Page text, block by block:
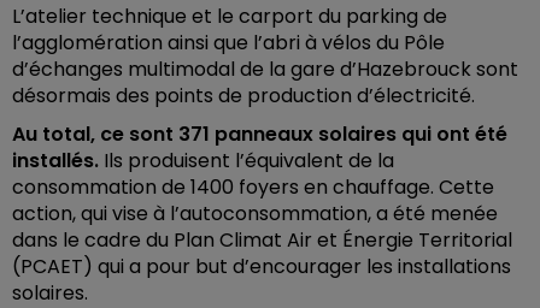
L’atelier technique et le carport du parking de
l’agglomération ainsi que l’abri à vélos du Pôle
d’échanges multimodal de la gare d’Hazebrouck sont
désormais des points de production d’électricité.
Au total, ce sont 371 panneaux solaires qui ont été
installés. Ils produisent l’équivalent de la
consommation de 1400 foyers en chauffage. Cette
action, qui vise à l’autoconsommation, a été menée
dans le cadre du Plan Climat Air et Énergie Territorial
(PCAET) qui a pour but d’encourager les installations
solaires.